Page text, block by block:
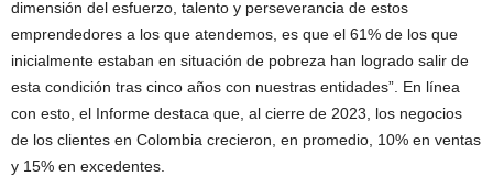
dimensión del esfuerzo, talento y perseverancia de estos
emprendedores a los que atendemos, es que el 61% de los que
inicialmente estaban en situación de pobreza han logrado salir de
esta condición tras cinco años con nuestras entidades”. En línea
con esto, el Informe destaca que, al cierre de 2023, los negocios
de los clientes en Colombia crecieron, en promedio, 10% en ventas
y 15% en excedentes.